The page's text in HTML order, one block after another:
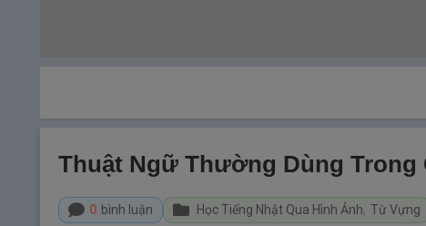
Thuật Ngữ Thường Dùng Trong
0 bình luận Học Tiếng Nhật Qua Hình Ảnh, Từ Vựng